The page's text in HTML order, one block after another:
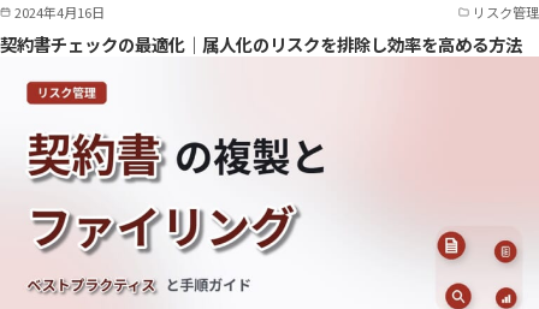
2024年4月16日 リスク管理
契約書チェックの最適化｜属人化のリスクを排除し効率を高める方法